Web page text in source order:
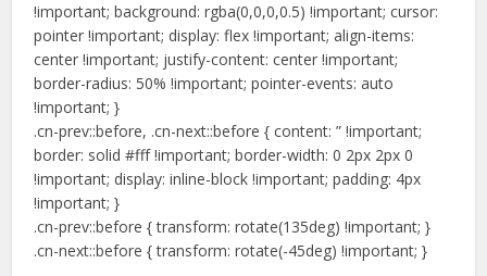
!important; background: rgba(0,0,0,0.5) !important; cursor:
pointer !important; display: flex !important; align-items:
center !important; justify-content: center !important;
border-radius: 50% !important; pointer-events: auto
!important; }
.cn-prev::before, .cn-next::before { content: ” !important;
border: solid #fff !important; border-width: 0 2px 2px 0
!important; display: inline-block !important; padding: 4px
!important; }
.cn-prev::before { transform: rotate(135deg) !important; }
.cn-next::before { transform: rotate(-45deg) !important; }